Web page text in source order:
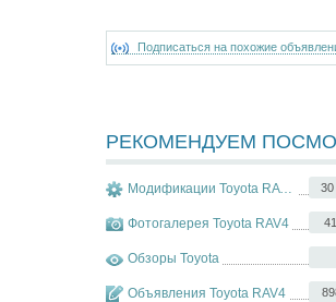
Подписаться на похожие
РЕКОМЕНДУЕМ
Модификации Toyota RAV4
Фотогалерея Toyota RAV4
Обзоры Toyota
Объявления Toyota RAV4